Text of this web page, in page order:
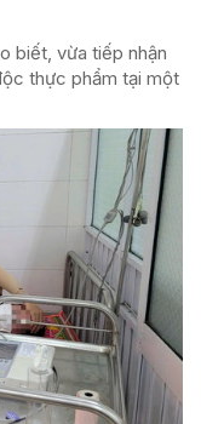
biết, vừa tiếp nhận
thực phẩm tại một